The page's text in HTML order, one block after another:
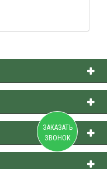
ЗАКАЗАТЬ
ЗВОНОК